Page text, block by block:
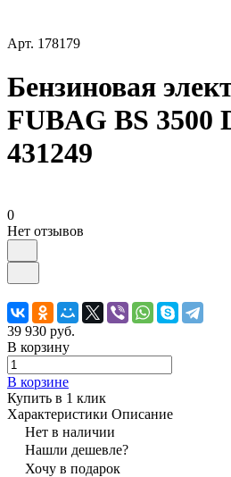
Арт. 178179
Бензиновая
FUBAG BS 3500
431249
0
Нет отзывов
39 930 руб.
В корзину
В корзине
Купить в 1 клик
Характеристики Описание
Нет в наличии
Нашли дешевле?
Хочу в подарок